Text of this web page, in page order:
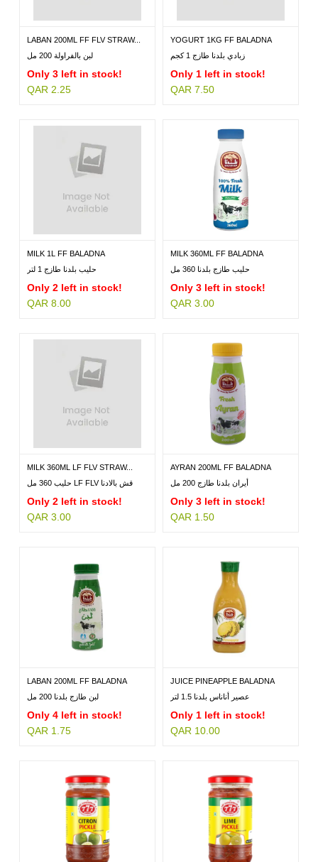
LABAN 200ML FF FLV STRAW...
لبن بالفراولة 200 مل
Only 3 left in stock!
QAR 2.25
YOGURT 1KG FF BALADNA
زبادي بلدنا طازج 1 كجم
Only 1 left in stock!
QAR 7.50
MILK 1L FF BALADNA
حليب بلدنا طازج 1 لتر
Only 2 left in stock!
QAR 8.00
MILK 360ML FF BALADNA
حليب طازج بلدنا 360 مل
Only 3 left in stock!
QAR 3.00
MILK 360ML LF FLV STRAW...
حليب 360 مل LF FLV قش بالادنا
Only 2 left in stock!
QAR 3.00
AYRAN 200ML FF BALADNA
أيران بلدنا طازج 200 مل
Only 3 left in stock!
QAR 1.50
LABAN 200ML FF BALADNA
لبن طازج بلدنا 200 مل
Only 4 left in stock!
QAR 1.75
JUICE PINEAPPLE BALADNA
1.5LT عصير أناناس بلدنا 1.5 لتر
Only 1 left in stock!
QAR 10.00